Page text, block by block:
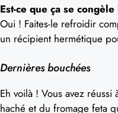
Est-ce que ça se
Oui ! Faites-le refroidir
un récipient hermétique
Dernières bouchées
Eh voilà ! Vous avez
haché et du fromage feta